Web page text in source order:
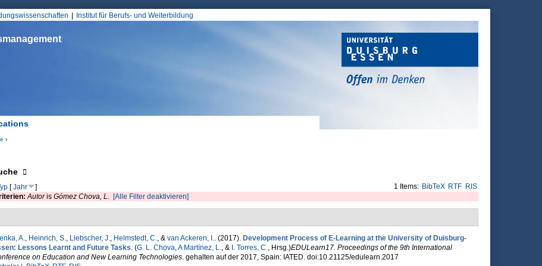
Institut für Berufs- und Weiterbildung
›
1 Items: BibTeX RTF RIS
[Jahr
]
Autoris Gómez Chova, L. [Alle Filter deaktivieren]
A., Heinrich, S., Liebscher, J., Helmstedt, C., & van Ackeren, I.. (2017). Development Process of E-Learning at the University of Duisburg-
Lessons Learnt and Future Tasks. (G. L. Chova,A Martínez, L., & I. Torres, C., Hrsg.)EDULearn17. Proceedings of the 9th International
on Education and New Learning Technologies. gehalten auf der 2017, Spain: IATED. doi:10.21125/edulearn.2017